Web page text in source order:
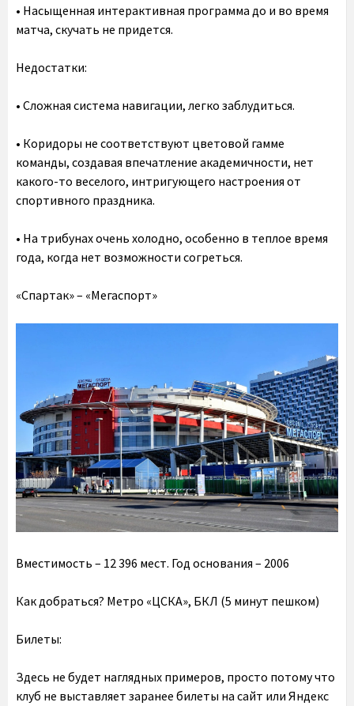
• Насыщенная интерактивная программа до и во время
матча, скучать не придется.
Недостатки:
• Сложная система навигации, легко заблудиться.
• Коридоры не соответствуют цветовой гамме
команды, создавая впечатление академичности, нет
какого-то веселого, интригующего настроения от
спортивного праздника.
• На трибунах очень холодно, особенно в теплое время
года, когда нет возможности согреться.
«Спартак» – «Мегаспорт»
Вместимость – 12 396 мест. Год основания – 2006
Как добраться? Метро «ЦСКА», БКЛ (5 минут пешком)
Билеты:
Здесь не будет наглядных примеров, просто потому что
клуб не выставляет заранее билеты на сайт или Яндекс